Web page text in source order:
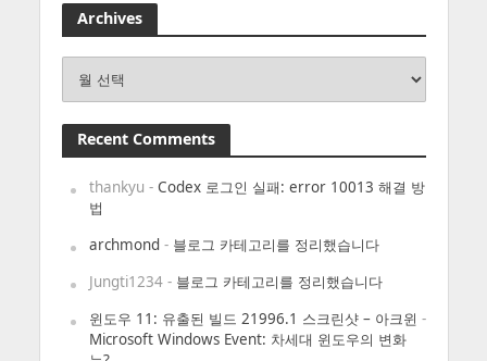
Archives
Recent Comments
thankyu - Codex 로그인 실패: error 10013 해결 방
법
archmond- 블로그 카테고리를 정리했습니다
Jungti1234- 블로그 카테고리를 정리했습니다
윈도우 11: 유출된 빌드 21996.1 스크린샷 – 아크윈 -
Microsoft Windows Event: 차세대 윈도우의 변화